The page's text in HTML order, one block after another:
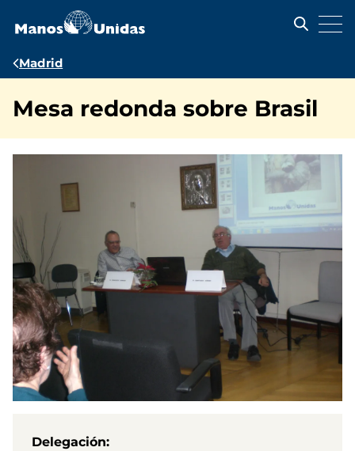
contenido
Ruta
navegación
Madrid
Mesa redonda sobre Brasil
Delegación